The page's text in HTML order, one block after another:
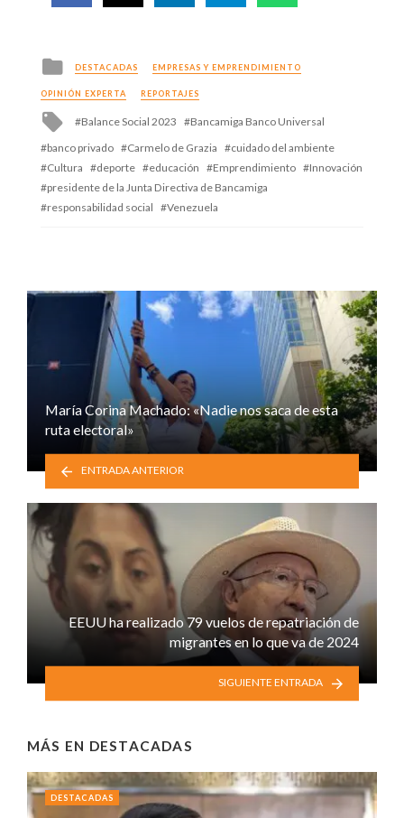
Posted
in
DESTACADAS EMPRESAS Y EMPRENDIMIENTO
OPINIÓN EXPERTA REPORTAJES
Tagged
Balance Social 2023
Bancamiga Banco Universal
banco privado
Carmelo de Grazia
cuidado del ambiente
Cultura
deporte educación Emprendimiento
Innovación
presidente de la Junta Directiva de Bancamiga
responsabilidad social
Venezuela
María Corina Machado: «Nadie nos saca de esta
ruta electoral»
ENTRADA ANTERIOR
EEUU ha realizado 79 vuelos de repatriación de
migrantes en lo que va de 2024
SIGUIENTE ENTRADA
MÁS EN DESTACADAS
DESTACADAS